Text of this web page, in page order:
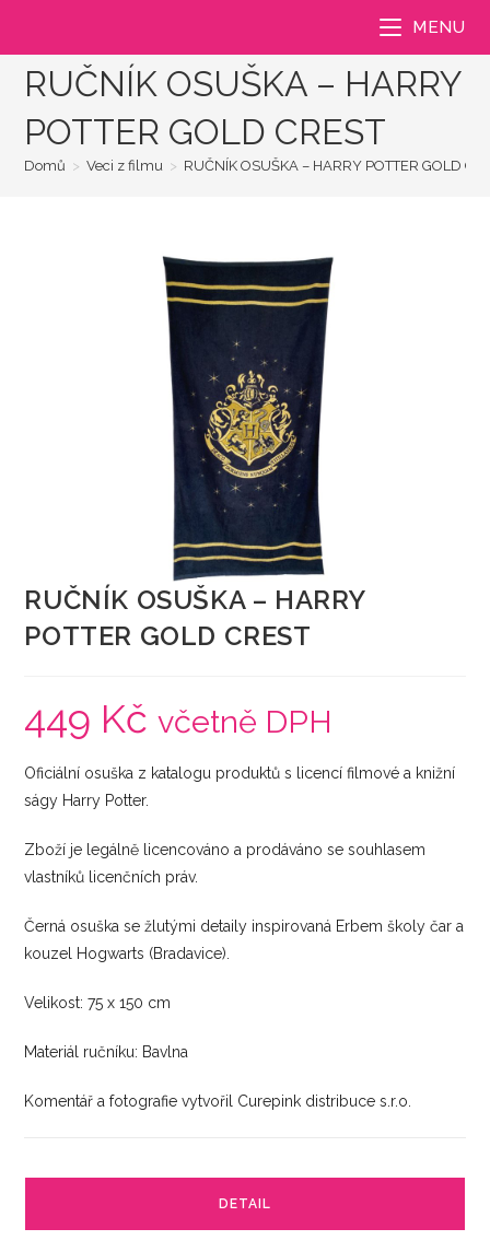
MENU
RUČNÍK OSUŠKA – HARRY
POTTER GOLD CREST
Domů > Veci z filmu > RUČNÍK OSUŠKA – HARRY POTTER GOLD
RUČNÍK OSUŠKA – HARRY
POTTER GOLD CREST
449 Kč včetně DPH
Oficiální osuška z katalogu produktů s licencí filmové a knižní
ságy Harry Potter.
Zboží je legálně licencováno a prodáváno se souhlasem
vlastníků licenčních práv.
Černá osuška se žlutými detaily inspirovaná Erbem školy čar a
kouzel Hogwarts (Bradavice).
Velikost: 75 x 150 cm
Materiál ručníku: Bavlna
Komentář a fotografie vytvořil Curepink distribuce s.r.o.
DETAIL